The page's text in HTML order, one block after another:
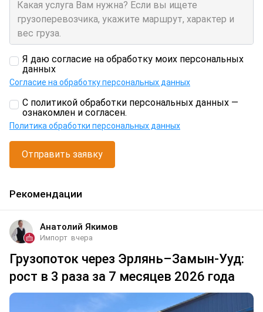
Я даю согласие на обработку моих персональных
данных
Согласие на обработку персональных данных
С политикой обработки персональных данных —
ознакомлен и согласен.
Политика обработки персональных данных
Отправить заявку
Рекомендации
Анатолий Якимов
Импорт вчера
Грузопоток через Эрлянь–Замын-Ууд:
рост в 3 раза за 7 месяцев 2026 года